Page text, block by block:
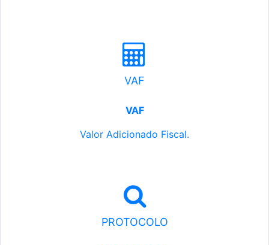
VAF
VAF
Valor Adicionado Fiscal.
PROTOCOLO